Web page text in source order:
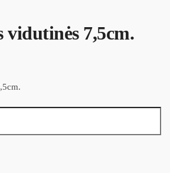
vidutinės 7,5cm.